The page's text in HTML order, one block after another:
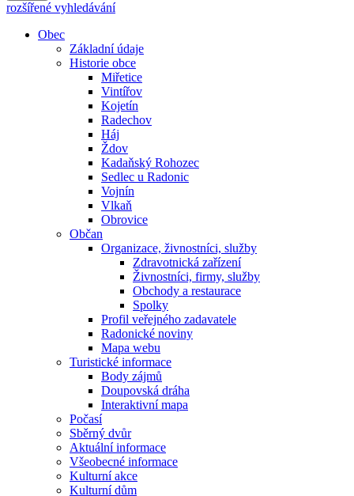
rozšířené vyhledávání
Obec
Základní údaje
Historie obce
Miřetice
Vintířov
Kojetín
Radechov
Háj
Ždov
Kadaňský Rohozec
Sedlec u Radonic
Vojnín
Vlkaň
Obrovice
Občan
Organizace, živnostníci, služby
Zdravotnická zařízení
Živnostníci, firmy, služby
Obchody a restaurace
Spolky
Profil veřejného zadavatele
Radonické noviny
Mapa webu
Turistické informace
Body zájmů
Doupovská dráha
Interaktivní mapa
Počasí
Sběrný dvůr
Aktuální informace
Všeobecné informace
Kulturní akce
Kulturní dům